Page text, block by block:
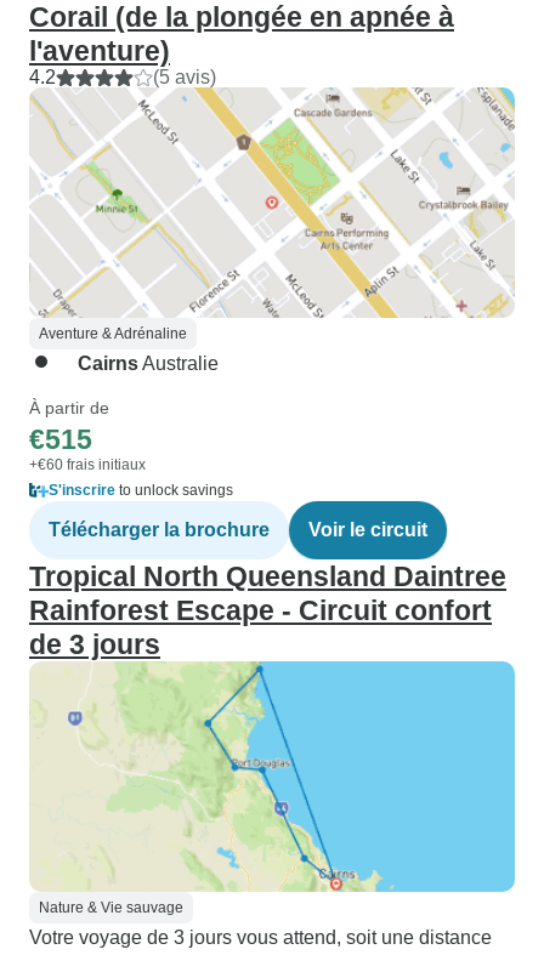
Corail (de la plongée en apnée à
l'aventure)
4.2 (5 avis)
Aventure & Adrénaline
CairnsAustralie
À partir de
€515
+€60 frais initiaux
S'inscrire to unlock savings
Télécharger la brochure Voir le circuit
Tropical North Queensland Daintree
Rainforest Escape - Circuit confort
de 3 jours
Nature & Vie sauvage
Votre voyage de 3 jours vous attend, soit une distance